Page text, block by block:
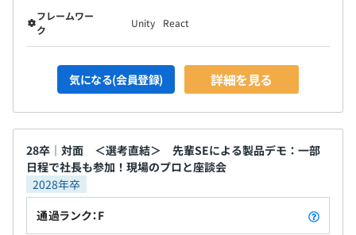
┗先鋭製品開発事業部
で、上記は社内メンバーのみ計算した場合とご認識くださ
い。
フレームワー
ク
Unity React
気になる(会員登録) 詳細を見る
28卒｜対面 ＜選考直結＞ 先輩SEによる製品デモ：一部
日程で社長も参加！現場のプロと座談会
2028年卒
通過ランク：F